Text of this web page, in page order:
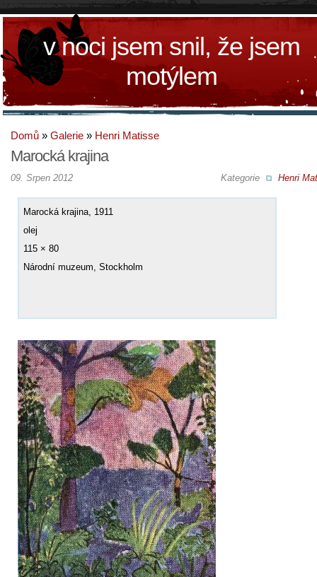
v noci jsem snil, že jsem
motýlem
Domů » Galerie » Henri Matisse
Marocká krajina
Kategorie Henri
09. Srpen 2012
Marocká krajina, 1911
olej
115 × 80
Národní muzeum, Stockholm